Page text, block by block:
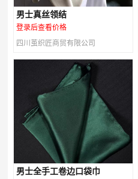
男士真丝领结
登录后查看价格
四川茧织匠商贸有限公司
男士全手工卷边口袋巾